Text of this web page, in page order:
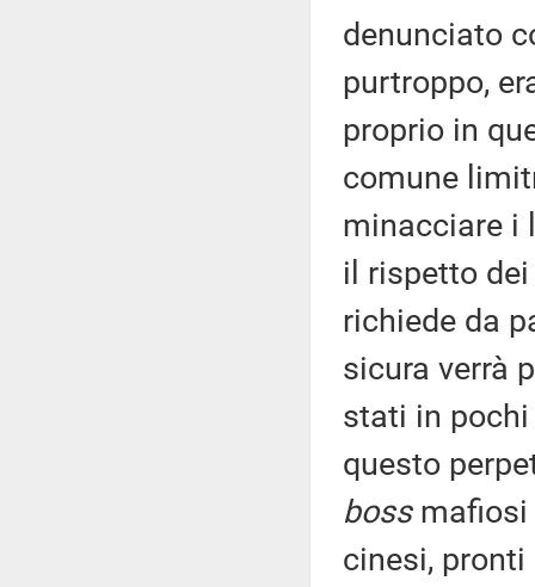
denunciato
purtroppo,
proprio in
comune
minacciare i
il rispetto
richiede da
sicura verrà
stati in pochi
questo
bossmafiosi
cinesi,